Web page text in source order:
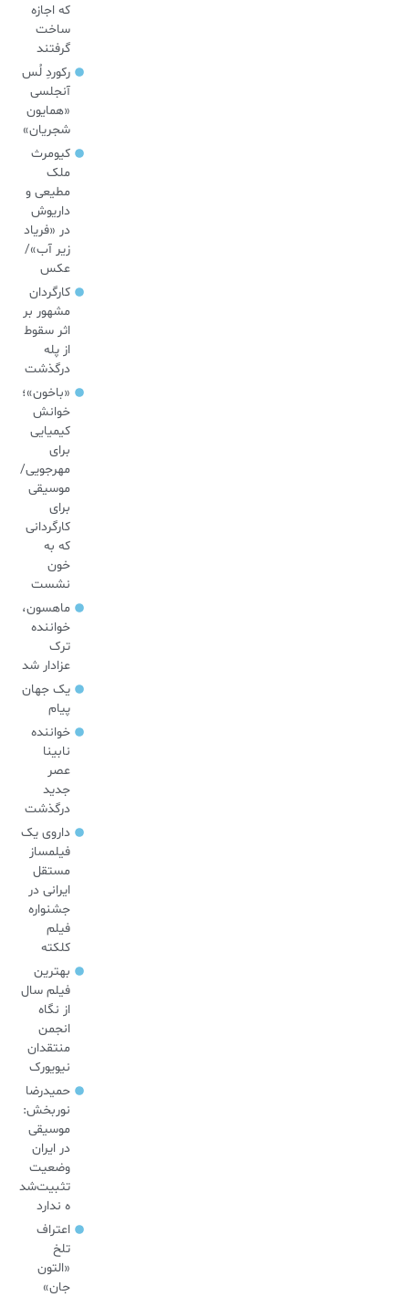
که اجازه
ساخت
گرفتند
رکوردِ لُس
آنجلسی
«همایون
شجریان»
کیومرث
ملک
مطیعی و
داریوش
در «فریاد
زیر آب»/
عکس
کارگردان
مشهور بر
اثر سقوط
از پله
درگذشت
«باخون»‌؛
خوانش
کیمیایی
برای
مهرجویی/
موسیقی
برای
کارگردانی
که به
خون
نشست
ماهسون،
خواننده
ترک
عزادار شد
یک جهان
پیام
خواننده
نابینا
عصر
جدید
درگذشت
داروی یک
فیلمساز
مستقل
ایرانی در
جشنواره
فیلم
کلکته
بهترین
فیلم سال
از نگاه
انجمن
منتقدان
نیویورک
حمیدرضا
نوربخش:
موسیقی
در ایران
وضعیت
تثبیت‌شد
ه ندارد
اعتراف
تلخ
«التون
جان»